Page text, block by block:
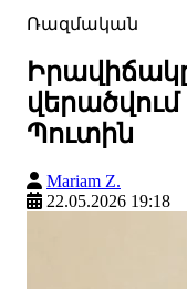
Ռազմական
Պուտին
Mariam Z.
22.05.2026 19:18